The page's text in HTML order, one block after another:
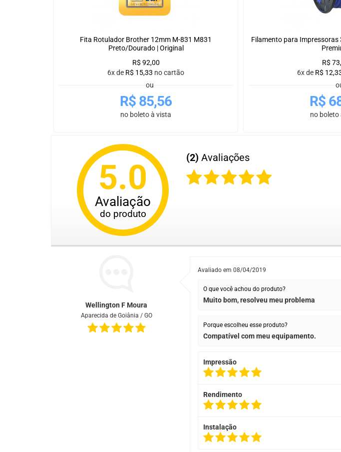
Fita Rotulador Brother 12mm M-831 M831
Preto/Dourado | Original
R$ 92,00
6x de R$ 15,33 no cartão
ou
R$ 85,56
no boleto à vista
Filamento para Impressoras
R$
6x de R$
R$
no boleto
5.0
Avaliação
do produto
(2) Avaliações
Wellington F Moura
Aparecida de Goiânia / GO
Avaliado em 08/04/2019
O que você achou do produto?
Muito bom, resolveu meu problema
Porque escolheu esse produto?
Compatível com meu equipamento.
Impressão
Rendimento
Instalação